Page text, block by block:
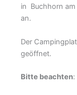
in Buchhorn am
an.
Der
geöffnet.
Bitte beachten: